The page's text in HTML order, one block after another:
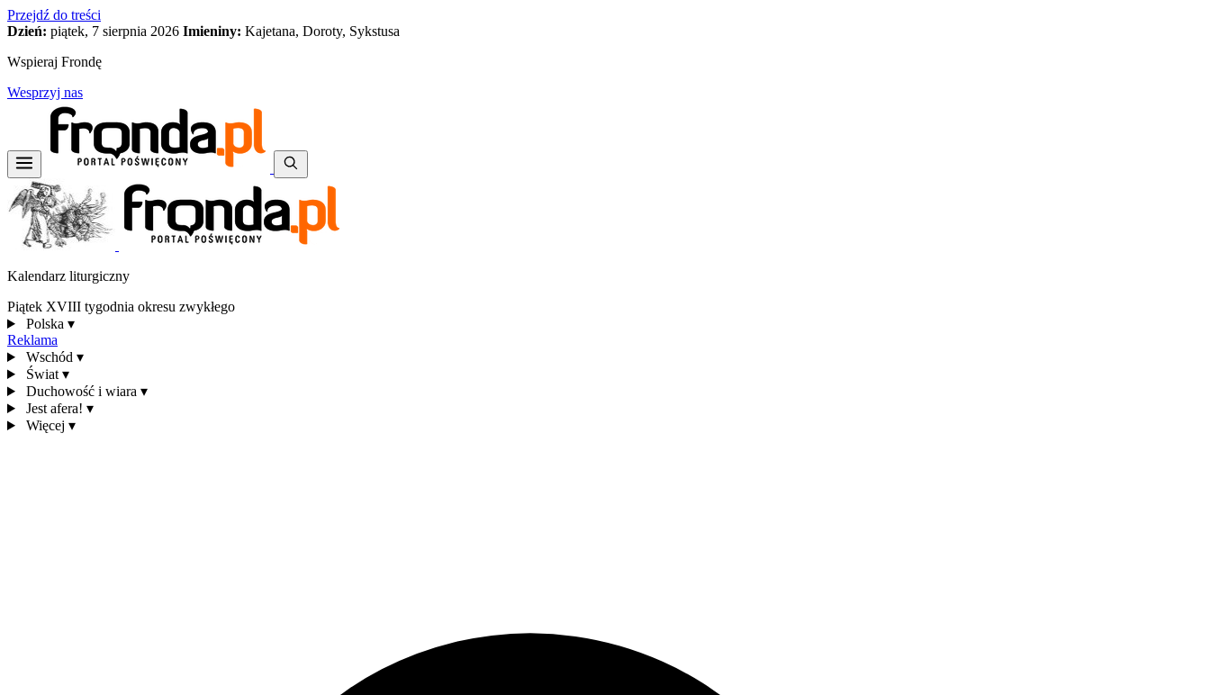
Przejdź do treści
Dzień: piątek, 7 sierpnia 2026 Imieniny: Kajetana, Doroty, Sykstusa
Wspieraj Frondę
Wesprzyj nas
Kalendarz liturgiczny
Piątek XVIII tygodnia okresu zwykłego
Polska ▾
Reklama
Wschód ▾
Świat ▾
Duchowość i wiara ▾
Jest afera! ▾
Więcej ▾